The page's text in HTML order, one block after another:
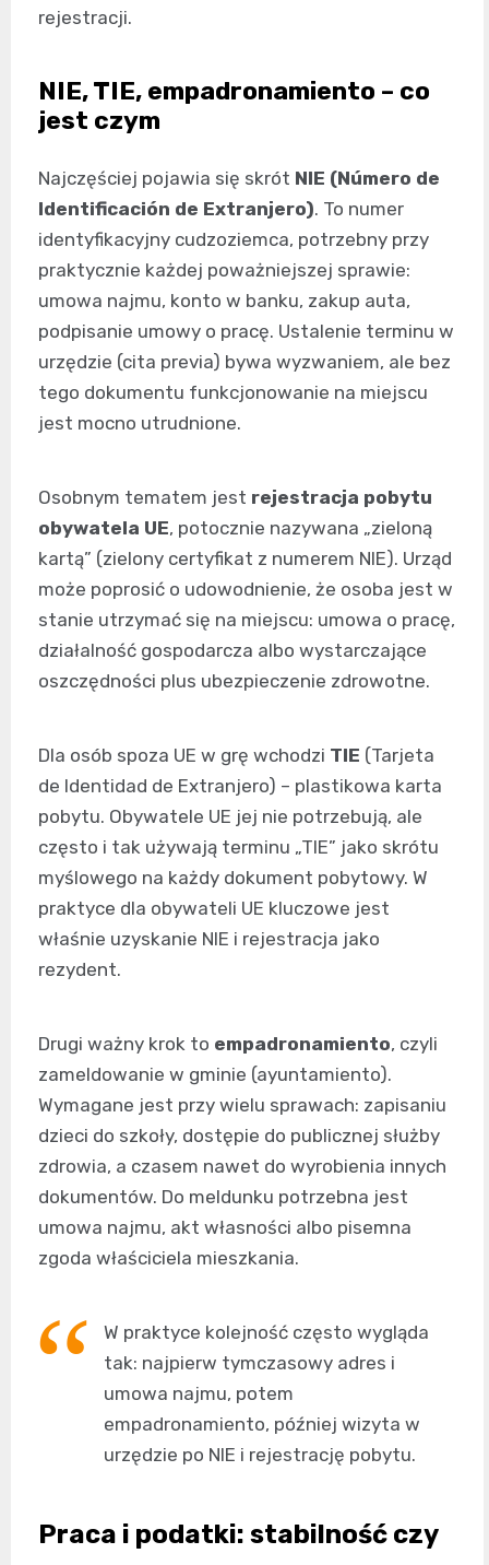
rejestracji.
NIE, TIE, empadronamiento – co
jest czym
Najczęściej pojawia się skrót NIE (Número de
Identificación de Extranjero). To numer
identyfikacyjny cudzoziemca, potrzebny przy
praktycznie każdej poważniejszej sprawie:
umowa najmu, konto w banku, zakup auta,
podpisanie umowy o pracę. Ustalenie terminu w
urzędzie (cita previa) bywa wyzwaniem, ale bez
tego dokumentu funkcjonowanie na miejscu
jest mocno utrudnione.
Osobnym tematem jest rejestracja pobytu
obywatela UE, potocznie nazywana „zieloną
kartą” (zielony certyfikat z numerem NIE). Urząd
może poprosić o udowodnienie, że osoba jest w
stanie utrzymać się na miejscu: umowa o pracę,
działalność gospodarcza albo wystarczające
oszczędności plus ubezpieczenie zdrowotne.
Dla osób spoza UE w grę wchodzi TIE (Tarjeta
de Identidad de Extranjero) – plastikowa karta
pobytu. Obywatele UE jej nie potrzebują, ale
często i tak używają terminu „TIE” jako skrótu
myślowego na każdy dokument pobytowy. W
praktyce dla obywateli UE kluczowe jest
właśnie uzyskanie NIE i rejestracja jako
rezydent.
Drugi ważny krok to empadronamiento, czyli
zameldowanie w gminie (ayuntamiento).
Wymagane jest przy wielu sprawach: zapisaniu
dzieci do szkoły, dostępie do publicznej służby
zdrowia, a czasem nawet do wyrobienia innych
dokumentów. Do meldunku potrzebna jest
umowa najmu, akt własności albo pisemna
zgoda właściciela mieszkania.
W praktyce kolejność często wygląda
tak: najpierw tymczasowy adres i
umowa najmu, potem
empadronamiento, później wizyta w
urzędzie po NIE i rejestrację pobytu.
Praca i podatki: stabilność czy